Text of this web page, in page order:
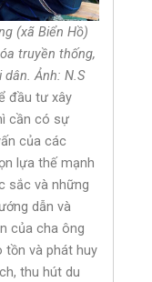
(xã Biển Hồ)
truyền thống,
Ảnh: N.S
đầu tư xây
cần có sự
của các
lựa thế mạnh
sắc và những
dẫn và
của cha ông
tồn và phát huy
thu hút du